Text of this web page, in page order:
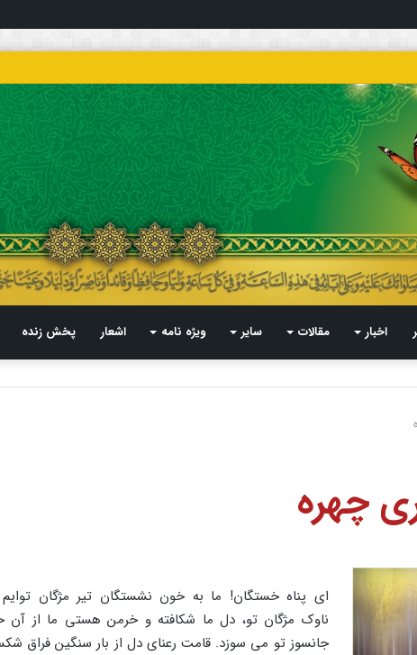
اخبار مقالات سایر ویژه نامه اشعار پخش زنده
چهره
ای پناه خستگان! ما به خون نشستگان تیر مژگان
ناوک مژگان تو، دل ما شکافته و خرمن هستی ما از آن
جانسوز تو می سوزد. قامت رعنای دل از بار سنگین فراق